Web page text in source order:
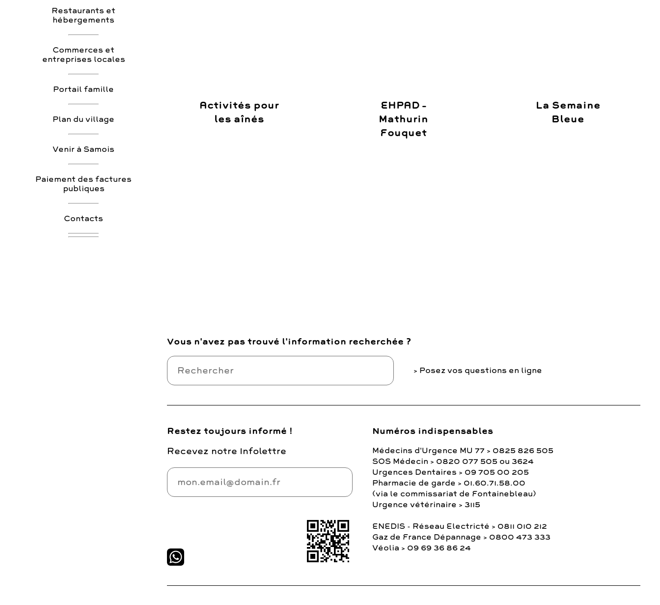
Restaurants et
hébergements
Commerces et
entreprises locales
Portail famille
Plan du village
Venir à Samois
Paiement des factures
publiques
Contacts
Activités pour
les aînés
EHPAD –
Mathurin
Fouquet
La Semaine
Bleue
Vous n'avez pas trouvé l'information recherchée ?
Posez vos questions en ligne
Restez toujours informé !
Recevez notre Infolettre
Numéros indispensables
Médecins d'Urgence MU 77 > 0825 826 505
SOS Médecin > 0820 077 505 ou 3624
Urgences Dentaires > 09 705 00 205
Pharmacie de garde > 01.60.71.58.00
(via le commissariat de Fontainebleau)
Urgence vétérinaire > 3115
ENEDIS - Réseau Electricté > 0811 010 212
Gaz de France Dépannage > 0800 473 333
Véolia > 09 69 36 86 24